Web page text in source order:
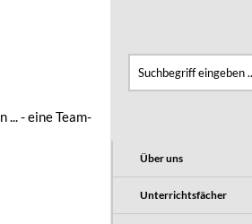
... - eine Team­
Über uns
Unterrichtsfächer